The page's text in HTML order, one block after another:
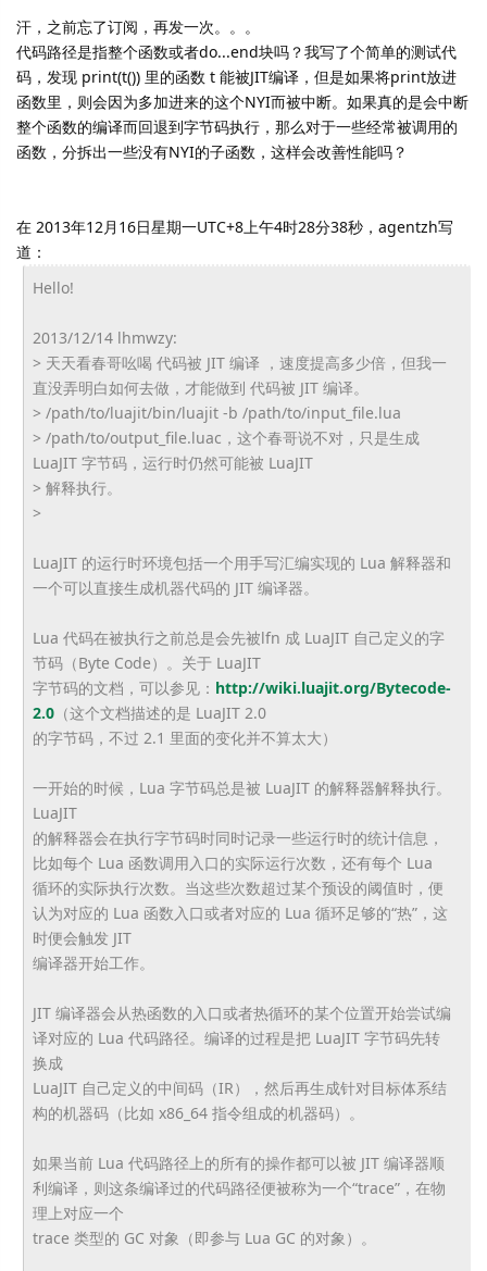
汗，之前忘了订阅，再发一次。。。
代码路径是指整个函数或者do...end块吗？我写了个简单的测试代
码，发现 print(t()) 里的函数 t 能被JIT编译，但是如果将print放进
函数里，则会因为多加进来的这个NYI而被中断。如果真的是会中断
整个函数的编译而回退到字节码执行，那么对于一些经常被调用的
函数，分拆出一些没有NYI的子函数，这样会改善性能吗？
在 2013年12月16日星期一UTC+8上午4时28分38秒，agentzh写
道：
Hello!
2013/12/14 lhmwzy:
> 天天看春哥吆喝 代码被 JIT 编译 ，速度提高多少倍，但我一
直没弄明白如何去做，才能做到 代码被 JIT 编译。
> /path/to/luajit/bin/luajit -b /path/to/input_file.lua
> /path/to/output_file.luac， 这个春哥说不对，只是生成
LuaJIT 字节码，运行时仍然可能被 LuaJIT
> 解释执行。
>
LuaJIT 的运行时环境包括一个用手写汇编实现的 Lua 解释器和
一个可以直接生成机器代码的 JIT 编译器。
Lua 代码在被执行之前总是会先被lfn 成 LuaJIT 自己定义的字
节码（Byte Code）。关于 LuaJIT
字节码的文档，可以参见： http://wiki.luajit.org/Bytecode-
2.0（这个文档描述的是 LuaJIT 2.0
的字节码，不过 2.1 里面的变化并不算太大）
一开始的时候，Lua 字节码总是被 LuaJIT 的解释器解释执行。
LuaJIT
的解释器会在执行字节码时同时记录一些运行时的统计信息，
比如每个 Lua 函数调用入口的实际运行次数，还有每个 Lua
循环的实际执行次数。当这些次数超过某个预设的阈值时， 便
认为对应的 Lua 函数入口或者对应的 Lua 循环足够的“热”，这
时便会触发 JIT
编译器开始工作。
JIT 编译器会从热函数的入口或者热循环的某个位置开始尝试编
译对应的 Lua 代码路径。编译的过程是把 LuaJIT 字节码先转
换成
LuaJIT 自己定义的中间码（IR）， 然后再生成针对目标体系结
构的机器码（比如 x86_64 指令组成的机器码）。
如果当前 Lua 代码路径上的所有的操作都可以被 JIT 编译器顺
利编译，则这条编译过的代码路径便被称为一个“trace”，在物
理上对应一个
trace 类型的 GC 对象（即参与 Lua GC 的对象）。